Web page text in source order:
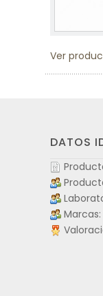
Ver
DATOS
Marcas: